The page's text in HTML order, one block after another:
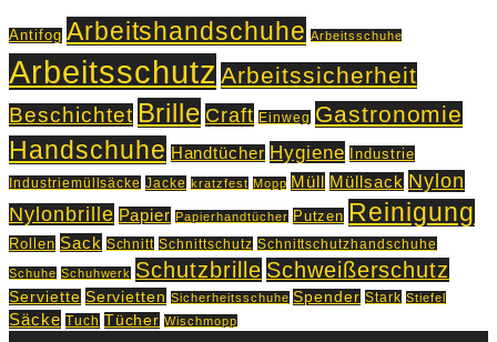
Antifog Arbeitshandschuhe Arbeitsschuhe
Arbeitsschutz Arbeitssicherheit
Beschichtet Brille Craft Einweg Gastronomie
Handschuhe Handtücher Hygiene Industrie
Industriemüllsäcke Jacke kratzfest Mopp Müll Müllsack Nylon
Nylonbrille Papier Papierhandtücher Putzen Reinigung
Rollen Sack Schnitt Schnittschutz Schnittschutzhandschuhe
Schuhe Schuhwerk Schutzbrille Schweißerschutz
Serviette Servietten Sicherheitsschuhe Spender Stark Stiefel
Säcke Tuch Tücher Wischmopp